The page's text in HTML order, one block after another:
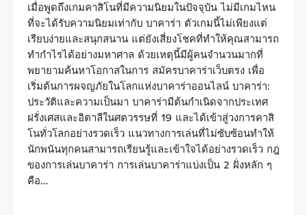
เมื่อพูดถึงเกมคาสิโนที่มีความนิยมในปัจจุบัน ไม่มีเกมไหน
ที่จะได้รับความนิยมเท่ากับ บาคาร่า ตัวเกมนี้ไม่เพียงแต่
เรียบง่ายและสนุกสนาน แต่ยังเสี่ยงโชคที่ทำให้คุณสามารถ
ทำกำไรได้อย่างมหาศาล ด้วยเหตุนี้มีผู้คนจำนวนมากที่
พยายามค้นหาโอกาสในการ สมัครบาคาร่าเว็บตรง เพื่อ
เริ่มต้นการผจญภัยในโลกแห่งบาคาร่าออนไลน์ บาคาร่า:
ประวัติและความเป็นมา บาคาร่ามีต้นกำเนิดจากประเทศ
ฝรั่งเศสและอิตาลีในศตวรรษที่ 19 และได้เข้าสู่วงการคาสิ
โนทั่วโลกอย่างรวดเร็ว แนวทางการเล่นที่ไม่ซับซ้อนทำให้
นักพนันทุกคนสามารถเรียนรู้และเข้าใจได้อย่างรวดเร็ว กฎ
ของการเล่นบาคาร่า การเล่นบาคาร่าแบ่งเป็น 2 ฝั่งหลัก ๆ
คือ…